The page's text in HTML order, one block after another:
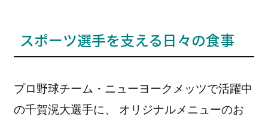
スポーツ選手を支える日々の食事
プロ野球チーム・ニューヨークメッツで活躍中
の千賀滉大選手に、 オリジナルメニューのお